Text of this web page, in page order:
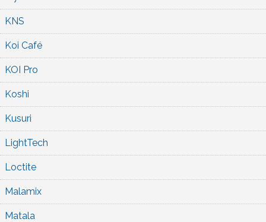
KNS
Koi Café
KOI Pro
Koshi
Kusuri
LightTech
Loctite
Malamix
Matala